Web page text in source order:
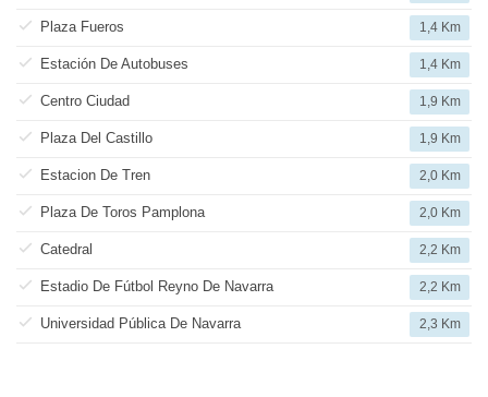
Plaza Fueros 1,4 Km
Estación De Autobuses 1,4 Km
Centro Ciudad 1,9 Km
Plaza Del Castillo 1,9 Km
Estacion De Tren 2,0 Km
Plaza De Toros Pamplona 2,0 Km
Catedral 2,2 Km
Estadio De Fútbol Reyno De Navarra 2,2 Km
Universidad Pública De Navarra 2,3 Km